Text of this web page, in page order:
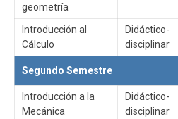
geometría
Introducción al
Cálculo
Didáctico-
disciplinar
Segundo Semestre
Introducción a la
Mecánica
Didáctico-
disciplinar